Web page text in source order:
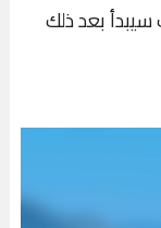
بعد ذلك